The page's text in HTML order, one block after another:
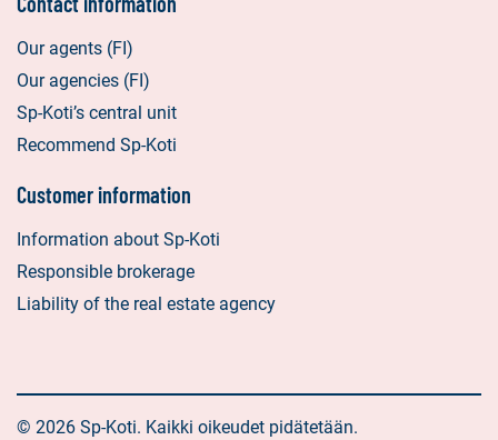
Our agents (FI)
Our agencies (FI)
Sp-Koti’s central unit
Recommend Sp-Koti
Customer information
Information about Sp-Koti
Responsible brokerage
Liability of the real estate agency
© 2026 Sp-Koti. Kaikki oikeudet pidätetään.